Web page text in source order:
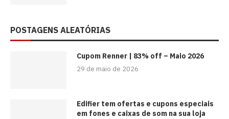
POSTAGENS ALEATÓRIAS
Cupom Renner | 83% off – Maio 2026
29 de maio de 2026
Edifier tem ofertas e cupons especiais
em fones e caixas de som na sua loja